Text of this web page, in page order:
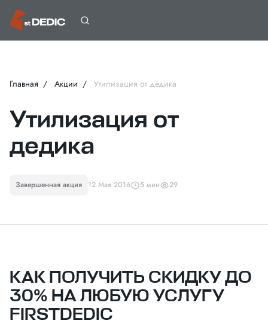
Главная Акции Утилизация от дедика
Утилизация от
дедика
Завершенная акция 12 Мая 2016 5 мин 29
КАК ПОЛУЧИТЬ СКИДКУ ДО
30% НА ЛЮБУЮ УСЛУГУ
FIRSTDEDIC